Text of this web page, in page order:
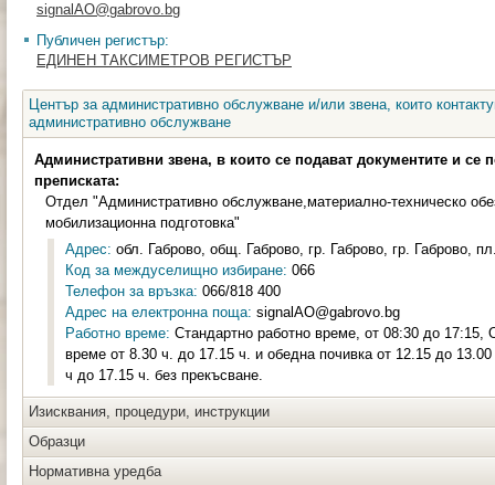
signalAO@gabrovo.bg
Публичен регистър:
ЕДИНЕН ТАКСИМЕТРОВ РЕГИСТЪР
Център за административно обслужване и/или звена, които
административно обслужване
Административни звена, в които се подават документите и се
преписката:
Отдел "Административно обслужване,материално-техническо
мобилизационна подготовка"
Адрес: обл. Габрово, общ. Габрово, гр. Габрово, гр. Габрово,
Код за междуселищно избиране: 066
Телефон за връзка: 066/818 400
Адрес на електронна поща: signalAO@gabrovo.bg
Работно време: Стандартно работно време, от 08:30 до
време от 8.30 ч. до 17.15 ч. и обедна почивка от 12.15 до
ч до 17.15 ч. без прекъсване.
Изисквания, процедури, инструкции
Образци
Нормативна уредба